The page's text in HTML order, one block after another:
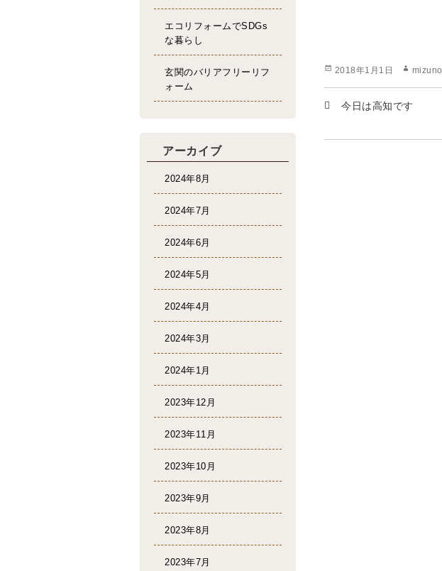
投
2018年1月1日
作
mizuno
今日は高知です
エコリフォームでSDGs
な暮らし
玄関のバリアフリーリフ
ォーム
アーカイブ
2024年8月
2024年7月
2024年6月
2024年5月
2024年4月
2024年3月
2024年1月
2023年12月
2023年11月
2023年10月
2023年9月
2023年8月
2023年7月